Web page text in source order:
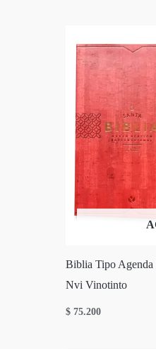
Biblia Tipo Agenda
Nvi Vinotinto
$ 75.200